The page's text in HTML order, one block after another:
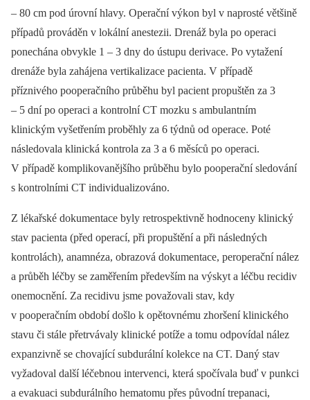
–⁠ 80 cm pod úrovní hlavy. Operační výkon byl v naprosté většině
případů prováděn v lokální anestezii. Drenáž byla po operaci
ponechána obvykle 1 –⁠ 3 dny do ústupu derivace. Po vytažení
drenáže byla zahájena vertikalizace pa­cienta. V případě
příznivého pooperačního průběhu byl pa­cient propuštěn za 3
–⁠ 5 dní po operaci a kontrolní CT mozku s ambulantním
klinickým vyšetřením proběhly za 6 týdnů od operace. Poté
následovala klinická kontrola za 3 a 6 měsíců po operaci.
V případě komplikovanějšího průběhu bylo pooperační sledování
s kontrolními CT individualizováno.
Z lékařské dokumentace byly retrospektivně hodnoceny klinický
stav pa­cienta (před operací, při propuštění a při následných
kontrolách), anamnéza, obrazová dokumentace, peroperační nález
a průběh léčby se zaměřením především na výskyt a léčbu recidiv
onemocnění. Za recidivu jsme považovali stav, kdy
v pooperačním období došlo k opětovnému zhoršení klinického
stavu či stále přetrvávaly klinické potíže a tomu odpovídal nález
expanzivně se chovající subdurální kolekce na CT. Daný stav
vyžadoval další léčebnou intervenci, která spočívala buď v punkci
a evakuaci subdurálního hematomu přes původní trepanaci,